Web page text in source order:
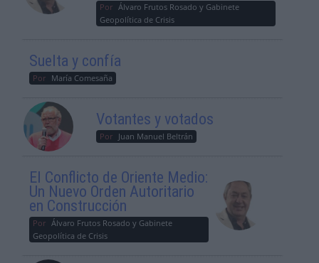
Por Álvaro Frutos Rosado y Gabinete
Geopolítica de Crisis
Suelta y confía
Por María Comesaña
Votantes y votados
Por Juan Manuel Beltrán
El Conflicto de Oriente Medio:
Un Nuevo Orden Autoritario
en Construcción
Por Álvaro Frutos Rosado y Gabinete
Geopolítica de Crisis